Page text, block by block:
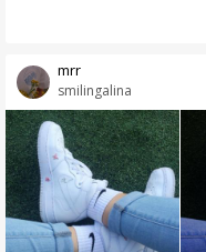
smilingalina
mrr